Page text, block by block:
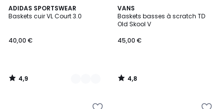
ADIDAS SPORTSWEAR
Baskets cuir VL Court 3.0
€.
40,00 €
4,9
/ 5
3
Couleurs
4,9
/
VANS
Baskets basses à scratch TD
Old Skool V
45,00 €
4,8
/ 5
4,8
/